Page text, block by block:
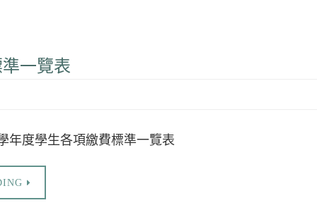
一覽表
年度學生各項繳費標準一覽表